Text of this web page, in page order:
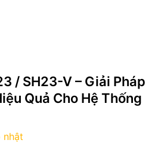
/ SH23-V – Giải Pháp
Quả Cho Hệ Thống
nhật